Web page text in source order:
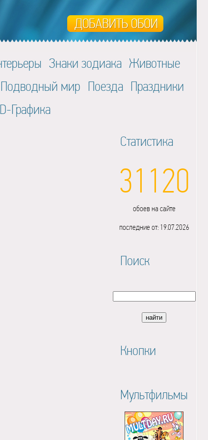
Знаки зодиака Животные
Подводный мир Поезда Праздники
Графика
Статистика
31120
обоев на сайте
последние от: 19.07.2026
Поиск
Кнопки
Мультфильмы